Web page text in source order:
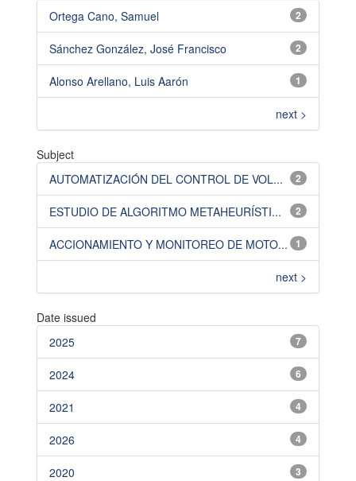
2
Ortega Cano, Samuel
2
Sánchez González, José Francisco
1
Alonso Arellano, Luis Aarón
next >
Subject
2
AUTOMATIZACIÓN DEL CONTROL DE VOL...
2
ESTUDIO DE ALGORITMO METAHEURÍSTI...
1
ACCIONAMIENTO Y MONITOREO DE MOTO...
next >
Date issued
7
2025
6
2024
4
2021
4
2026
3
2020